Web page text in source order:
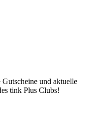
und aktuelle
tink Plus Clubs!